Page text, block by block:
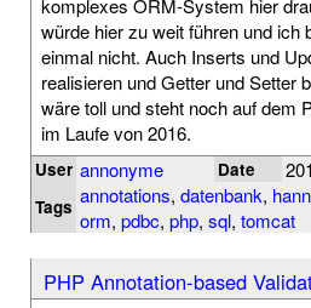
komplexes ORM-System hier
würde hier zu weit führen und ich
einmal nicht. Auch Inserts und
realisieren und Getter und Setter
wäre toll und steht noch auf dem
im Laufe von 2016.
User annonyme Date
Tags annotations, datenbank,
orm, pdbc, php, sql, tomcat
PHP Annotation-based